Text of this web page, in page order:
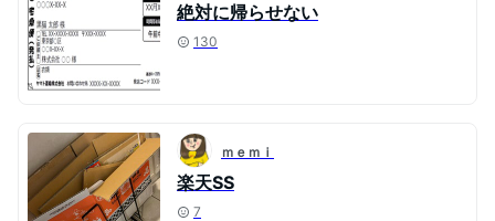
絶対に帰らせない
130
ｍｅｍｉ
楽天SS
7